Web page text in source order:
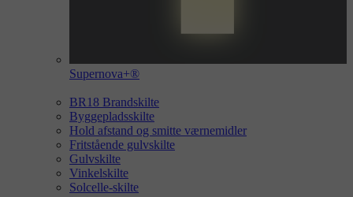
Supernova+®
BR18 Brandskilte
Byggepladsskilte
Hold afstand og smitte værnemidler
Fritstående gulvskilte
Gulvskilte
Vinkelskilte
Solcelle-skilte